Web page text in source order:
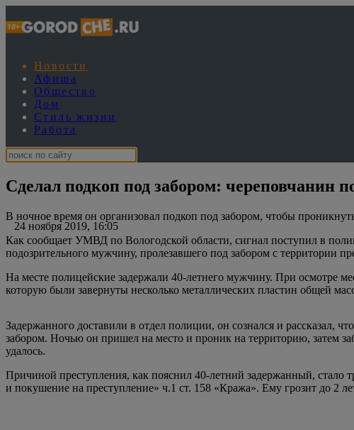
Новости
Афиша
Общество
Дом
Стиль жизни
Работа
Сделал подкоп под забором: череповчанин
24 ноября 2019, 16:05
В ночное время он организовал подкоп под забором, чтобы
Как сообщает УМВД по Вологодской области, сигнал поступил в
подозрительного мужчину, пролезавшего под забором с территории
На месте полицейские задержали 40-летнего мужчину. При осмотре
которую были завернуты несколько металлических пластин общей
Задержанного доставили в отдел полиции, он сознался и рассказал,
забором. Ночью он пришел на место и проник на территорию, затем
удалось.
Причиной преступления, как пояснил 40-летний задержанный, стало
и покушение на преступление» ч.1 ст. 158 «Кража». Ему грозит до 2